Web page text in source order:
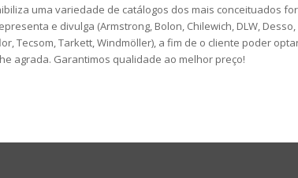
uma variedade de catálogos dos mais conceituados
e divulga (Armstrong, Bolon, Chilewich, DLW, Desso,
Tecsom, Tarkett, Windmöller), a fim de o cliente poder
agrada. Garantimos qualidade ao melhor preço!